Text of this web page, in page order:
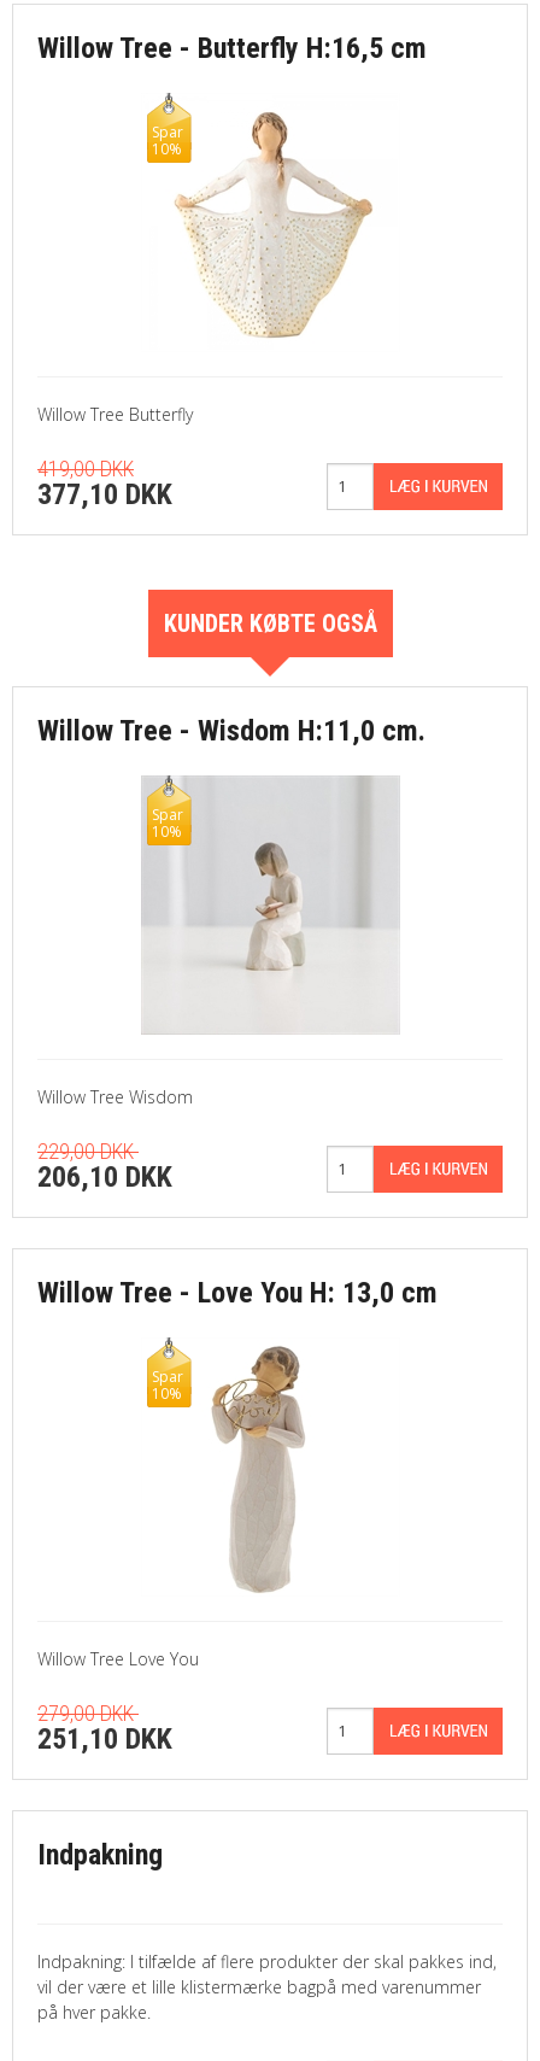
Willow Tree - Butterfly H:16,5 cm
Spar
10%
Willow Tree Butterfly
419,00 DKK
377,10 DKK
KUNDER KØBTE OGSÅ
Willow Tree - Wisdom H:11,0 cm.
Spar
10%
Willow Tree Wisdom
229,00 DKK
206,10 DKK
Willow Tree - Love You H: 13,0 cm
Spar
10%
Willow Tree Love You
279,00 DKK
251,10 DKK
Indpakning
Indpakning: I tilfælde af flere produkter der skal pakkes ind,
vil der være et lille klistermærke bagpå med varenummer
på hver pakke.